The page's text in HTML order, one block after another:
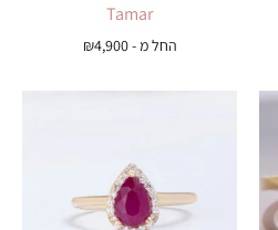
Tamar
החל מ - ₪4,900